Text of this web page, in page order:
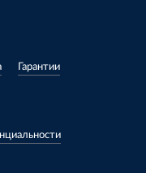
Гарантии